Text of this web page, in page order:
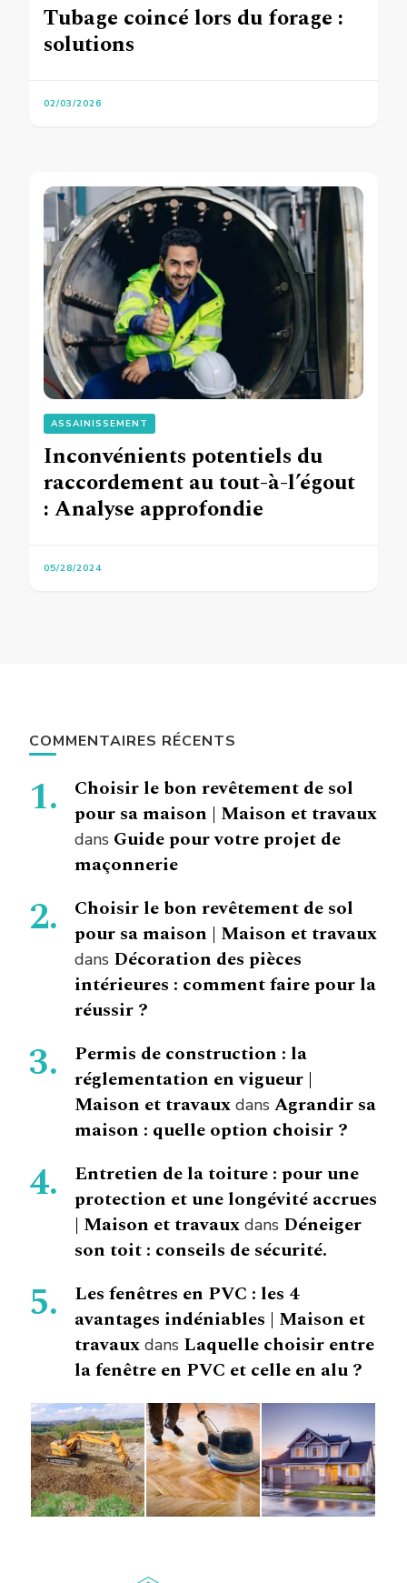
Tubage coincé lors du forage :
solutions
02/03/2026
ASSAINISSEMENT
Inconvénients potentiels du
raccordement au tout-à-l’égout
: Analyse approfondie
05/28/2024
COMMENTAIRES RÉCENTS
Choisir le bon revêtement de sol
pour sa maison | Maison et travaux
dans Guide pour votre projet de
maçonnerie
Choisir le bon revêtement de sol
pour sa maison | Maison et travaux
dans Décoration des pièces
intérieures : comment faire pour la
réussir ?
Permis de construction : la
réglementation en vigueur |
Maison et travaux dans Agrandir sa
maison : quelle option choisir ?
Entretien de la toiture : pour une
protection et une longévité accrues
| Maison et travaux dans Déneiger
son toit : conseils de sécurité.
Les fenêtres en PVC : les 4
avantages indéniables | Maison et
travaux dans Laquelle choisir entre
la fenêtre en PVC et celle en alu ?